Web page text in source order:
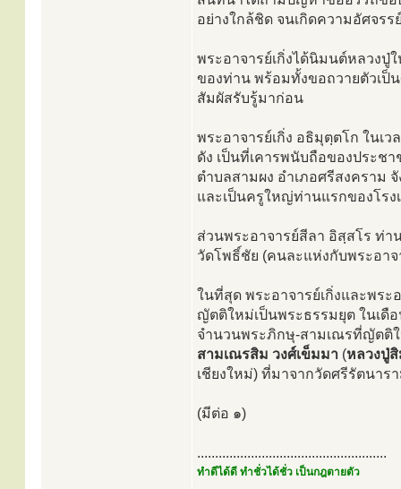
อย่างใกล้ชิด จนเกิดความอัศจร
พระอาจารย์เกิ่งได้นิมนต์หลวง
ของท่าน พร้อมทั้งขอถวายตัวเป็
สัมผัสรับรู้มาก่อน
พระอาจารย์เกิ่ง อธิมุตฺตโก ในเ
ดัง เป็นที่เคารพนับถือของประช
ตำบลสามผง อำเภอศรีสงคราม
และเป็นครูใหญ่ท่านแรกของโร
ส่วนพระอาจารย์สีลา อิสฺสโร ท่
วัดโพธิ์ชัย (คนละแห่งกับพระอา
ในที่สุด พระอาจารย์เกิ่งและพร
ญัตติใหม่เป็นพระธรรมยุต ในเ
จำนวนพระภิกษุ-สามเณรที่ญัตติ
สามเณรสิม วงศ์เข็มมา (หลวงปู่
เชียงใหม่) ที่มาจากวัดศรีรัตนา
(มีต่อ ๑)
.....................................................
ทำดีได้ดี ทำชั่วได้ชั่ว เป็นกฎตายตัว